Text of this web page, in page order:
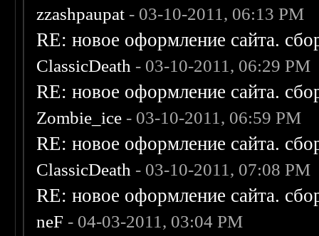
zzashpaupat - 03-10-2011, 06:13 PM
RE: новое оформление сайта.
ClassicDeath - 03-10-2011, 06:29 PM
RE: новое оформление сайта.
Zombie_ice - 03-10-2011, 06:59 PM
RE: новое оформление сайта.
ClassicDeath - 03-10-2011, 07:08 PM
RE: новое оформление сайта.
neF - 04-03-2011, 03:04 PM